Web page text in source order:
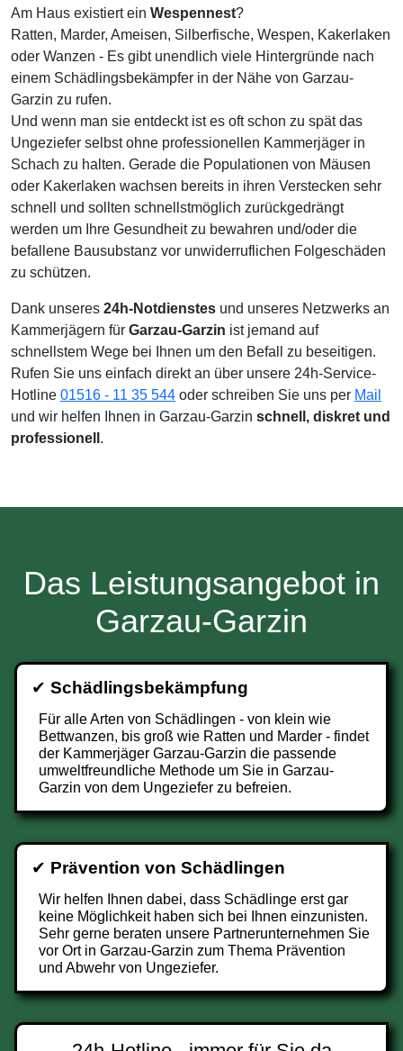
Am Haus existiert ein Wespennest?
Ratten, Marder, Ameisen, Silberfische, Wespen, Kakerlaken
oder Wanzen - Es gibt unendlich viele Hintergründe nach
einem Schädlingsbekämpfer in der Nähe von Garzau-
Garzin zu rufen.
Und wenn man sie entdeckt ist es oft schon zu spät das
Ungeziefer selbst ohne professionellen Kammerjäger in
Schach zu halten. Gerade die Populationen von Mäusen
oder Kakerlaken wachsen bereits in ihren Verstecken sehr
schnell und sollten schnellstmöglich zurückgedrängt
werden um Ihre Gesundheit zu bewahren und/oder die
befallene Bausubstanz vor unwiderruflichen Folgeschäden
zu schützen.
Dank unseres 24h-Notdienstes und unseres Netzwerks an
Kammerjägern für Garzau-Garzin ist jemand auf
schnellstem Wege bei Ihnen um den Befall zu beseitigen.
Rufen Sie uns einfach direkt an über unsere 24h-Service-
Hotline 01516 - 11 35 544 oder schreiben Sie uns per Mail
und wir helfen Ihnen in Garzau-Garzin schnell, diskret und
professionell .
Das Leistungsangebot in
Garzau-Garzin
✔ Schädlingsbekämpfung
Für alle Arten von Schädlingen - von klein wie
Bettwanzen, bis groß wie Ratten und Marder - findet
der Kammerjäger Garzau-Garzin die passende
umweltfreundliche Methode um Sie in Garzau-
Garzin von dem Ungeziefer zu befreien.
✔ Prävention von Schädlingen
Wir helfen Ihnen dabei, dass Schädlinge erst gar
keine Möglichkeit haben sich bei Ihnen einzunisten.
Sehr gerne beraten unsere Partnerunternehmen Sie
vor Ort in Garzau-Garzin zum Thema Prävention
und Abwehr von Ungeziefer.